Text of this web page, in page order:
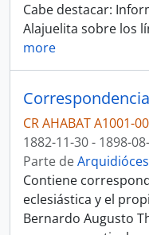
Cabe destacar:
Alajuelita sobre los
more
CR AHABAT A1001-
1882-11-30 - 1898-
Parte de
Contiene
eclesiástica y el
Bernardo Augusto